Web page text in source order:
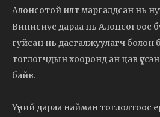
Алонсотой илт маргалдсан нь
Винисиус дараа нь Алонсогоос
гуйсан нь дасгалжуулагч болон
тоглогчдын хооронд ан цав
байв.
Үүний дараа найман тоглолтоос